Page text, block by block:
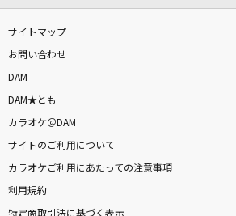
Best Friend
Kiroro
[生音]人として
SUPER BEAVER
[生音]蕾
サイトマップ
お問い合わせ
DAM
DAM★とも
カラオケ＠DAM
サイトのご利用について
カラオケご利用にあたっての注意事項
利用規約
特定商取引法に基づく表示